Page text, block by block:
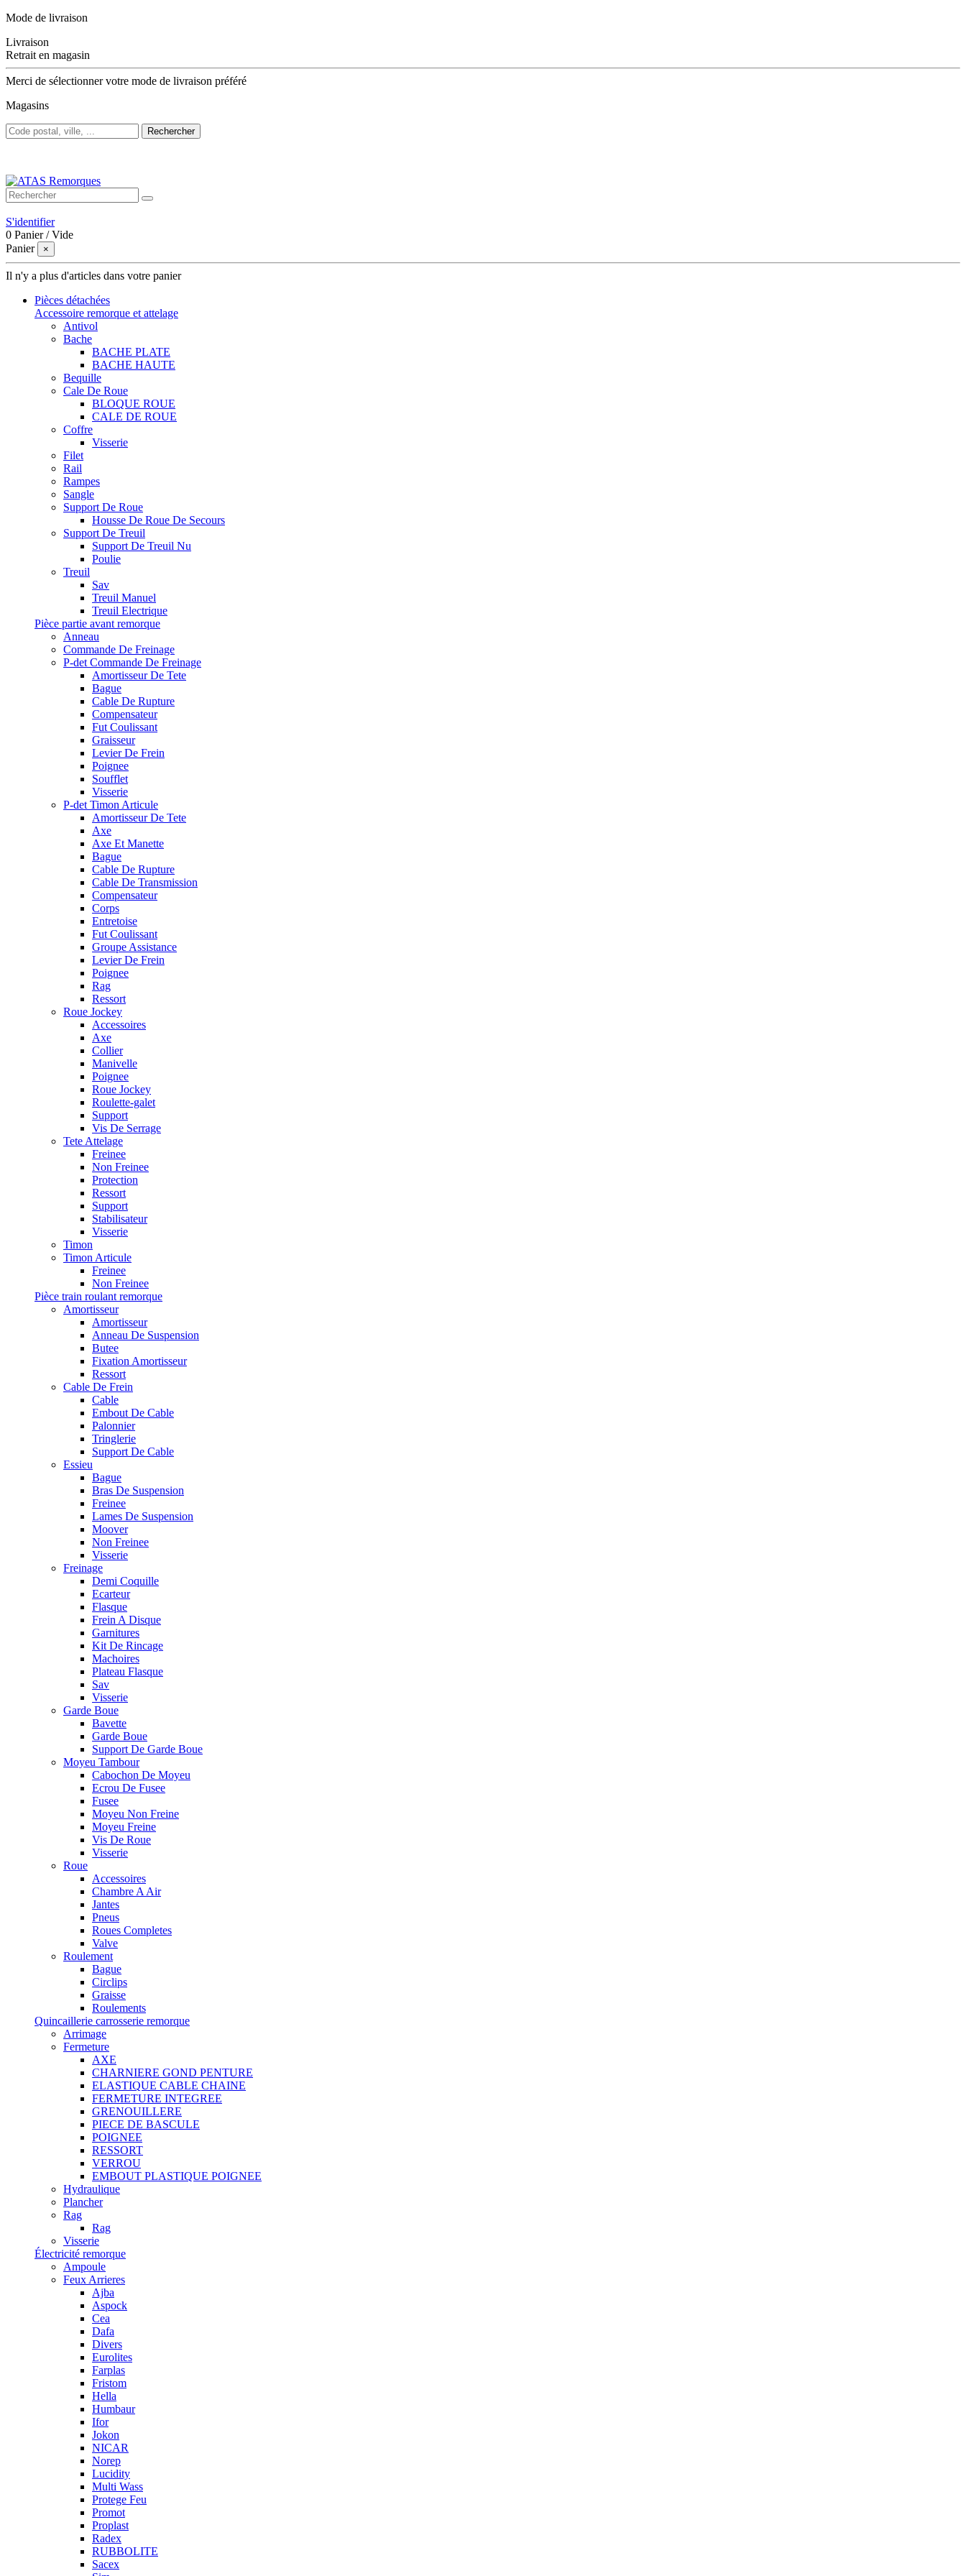
Mode de livraison
Livraison
Retrait en magasin
Merci de sélectionner votre mode de livraison préféré
Magasins
Rechercher
S'identifier
0 Panier /Vide
Panier
×
Il n'y a plus d'articles dans votre panier
Pièces détachées
Accessoire remorque et attelage
Antivol
Bache
BACHE PLATE
BACHE HAUTE
Bequille
Cale De Roue
BLOQUE ROUE
CALE DE ROUE
Coffre
Visserie
Filet
Rail
Rampes
Sangle
Support De Roue
Housse De Roue De Secours
Support De Treuil
Support De Treuil Nu
Poulie
Treuil
Sav
Treuil Manuel
Treuil Electrique
Pièce partie avant remorque
Anneau
Commande De Freinage
P-det Commande De Freinage
Amortisseur De Tete
Bague
Cable De Rupture
Compensateur
Fut Coulissant
Graisseur
Levier De Frein
Poignee
Soufflet
Visserie
P-det Timon Articule
Amortisseur De Tete
Axe
Axe Et Manette
Bague
Cable De Rupture
Cable De Transmission
Compensateur
Corps
Entretoise
Fut Coulissant
Groupe Assistance
Levier De Frein
Poignee
Rag
Ressort
Roue Jockey
Accessoires
Axe
Collier
Manivelle
Poignee
Roue Jockey
Roulette-galet
Support
Vis De Serrage
Tete Attelage
Freinee
Non Freinee
Protection
Ressort
Support
Stabilisateur
Visserie
Timon
Timon Articule
Freinee
Non Freinee
Pièce train roulant remorque
Amortisseur
Amortisseur
Anneau De Suspension
Butee
Fixation Amortisseur
Ressort
Cable De Frein
Cable
Embout De Cable
Palonnier
Tringlerie
Support De Cable
Essieu
Bague
Bras De Suspension
Freinee
Lames De Suspension
Moover
Non Freinee
Visserie
Freinage
Demi Coquille
Ecarteur
Flasque
Frein A Disque
Garnitures
Kit De Rincage
Machoires
Plateau Flasque
Sav
Visserie
Garde Boue
Bavette
Garde Boue
Support De Garde Boue
Moyeu Tambour
Cabochon De Moyeu
Ecrou De Fusee
Fusee
Moyeu Non Freine
Moyeu Freine
Vis De Roue
Visserie
Roue
Accessoires
Chambre A Air
Jantes
Pneus
Roues Completes
Valve
Roulement
Bague
Circlips
Graisse
Roulements
Quincaillerie carrosserie remorque
Arrimage
Fermeture
AXE
CHARNIERE GOND PENTURE
ELASTIQUE CABLE CHAINE
FERMETURE INTEGREE
GRENOUILLERE
PIECE DE BASCULE
POIGNEE
RESSORT
VERROU
EMBOUT PLASTIQUE POIGNEE
Hydraulique
Plancher
Rag
Rag
Visserie
Électricité remorque
Ampoule
Feux Arrieres
Ajba
Aspock
Cea
Dafa
Divers
Eurolites
Farplas
Fristom
Hella
Humbaur
Ifor
Jokon
NICAR
Norep
Lucidity
Multi Wass
Protege Feu
Promot
Proplast
Radex
RUBBOLITE
Sacex